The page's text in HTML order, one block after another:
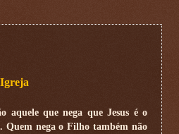
aquele que nega que Jesus é o
Quem nega o Filho também não